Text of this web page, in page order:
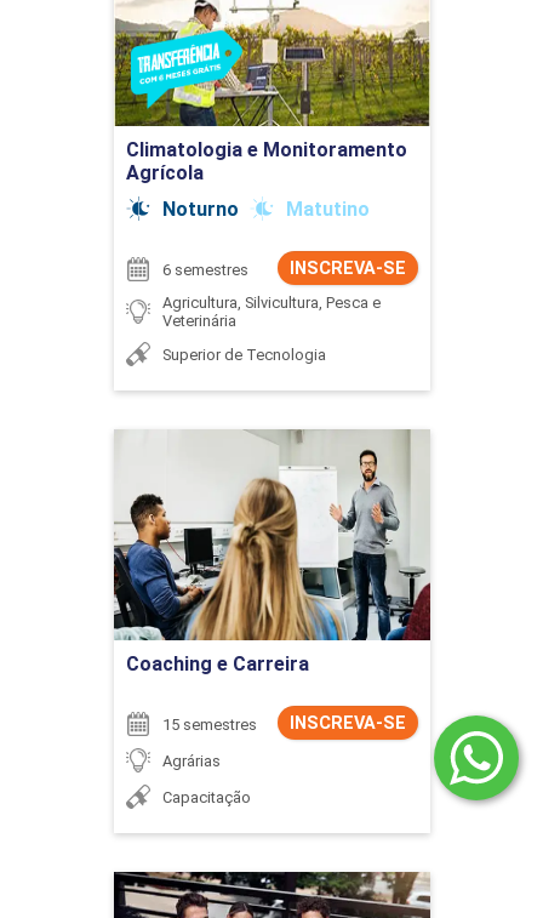
Climatologia e Monitoramento
Agrícola
Noturno
Matutino
INSCREVA-SE
6 semestres
Agricultura, Silvicultura, Pesca e
Veterinária
Superior de Tecnologia
Detalhes do curso
Ir para Inscrição
Coaching e Carreira
INSCREVA-SE
15 semestres
Agrárias
Capacitação
Coaching e Carreira
Detalhes do curso
Ir para Inscrição
Comércio Exterior